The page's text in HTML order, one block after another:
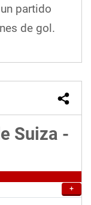
partido
de gol.
Suiza -